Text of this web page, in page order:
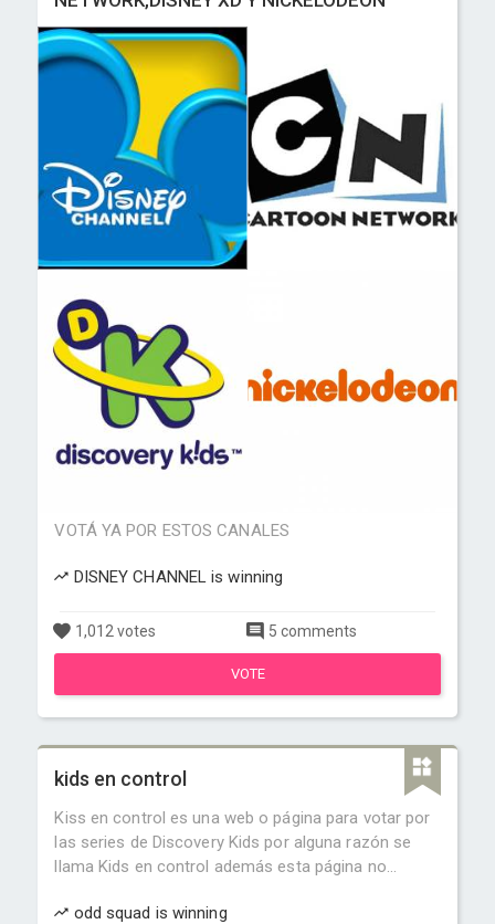
VOTÁ YA POR ESTOS CANALES
DISNEY CHANNEL is winning
1,012 votes 5 comments
VOTE
kids en control
Kiss en control es una web o página para votar por
las series de Discovery Kids por alguna razón se
llama Kids en control además esta página no...
odd squad is winning